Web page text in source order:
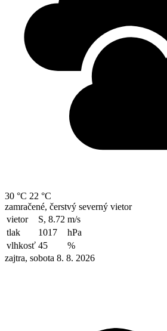
30 °C 22 °C
zamračené, čerstvý severný vietor
vietor
S, 8.72 m/s
tlak
1017
hPa
vlhkosť 45
%
zajtra, sobota 8. 8. 2026